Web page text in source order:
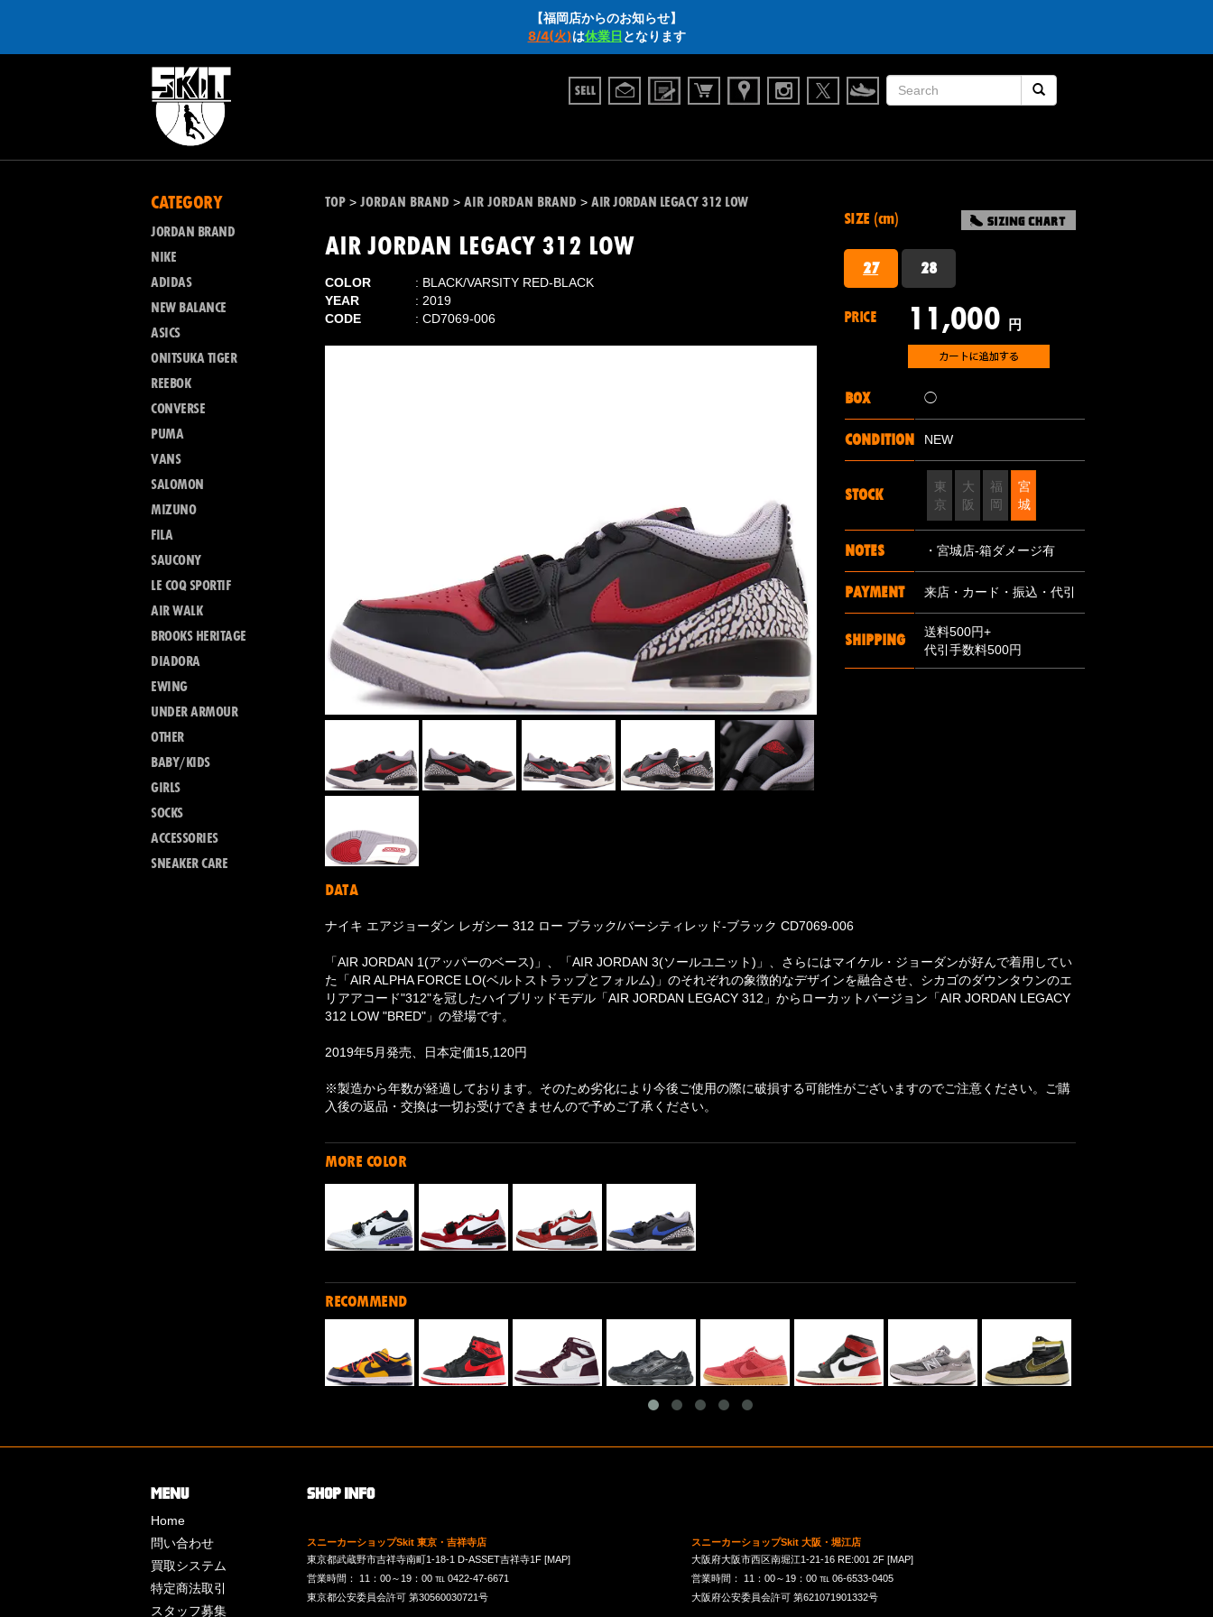
【福岡店からのお知らせ】
8/4(火)は休業日 となります
CATEGORY
JORDAN BRAND
NIKE
ADIDAS
NEW BALANCE
ASICS
ONITSUKA TIGER
REEBOK
CONVERSE
PUMA
VANS
SALOMON
MIZUNO
FILA
SAUCONY
LE COQ SPORTIF
AIR WALK
BROOKS HERITAGE
DIADORA
EWING
UNDER ARMOUR
OTHER
BABY/KIDS
GIRLS
SOCKS
ACCESSORIES
SNEAKER CARE
TOP > JORDAN BRAND > AIR JORDAN BRAND > AIR JORDAN LEGACY 312 LOW
AIR JORDAN LEGACY 312 LOW
COLOR
BLACK/VARSITY RED-BLACK
YEAR
2019
CODE
CD7069-006
SIZE (cm)
27 28
PRICE 11,000 円
BOX ◯
CONDITION NEW
STOCK
東
京
大
阪
福
岡
宮
城
NOTES ・宮城店-箱ダメージ有
PAYMENT 来店・カード・振込・代引
SHIPPING
送料500円+
代引手数料500円
DATA
ナイキ エアジョーダン レガシー 312 ロー ブラック/バーシティレッド-ブラック CD7069-006
「AIR JORDAN 1(アッパーのベース)」、「AIR JORDAN 3(ソールユニット)」、さらにはマイケル・ジョーダンが好んで着用してい
た「AIR ALPHA FORCE LO(ベルトストラップとフォルム)」のそれぞれの象徴的なデザインを融合させ、シカゴのダウンタウンのエ
リアアコード"312"を冠したハイブリッドモデル「AIR JORDAN LEGACY 312」からローカットバージョン「AIR JORDAN LEGACY
312 LOW "BRED"」の登場です。
2019年5月発売、日本定価15,120円
※製造から年数が経過しております。そのため劣化により今後ご使用の際に破損する可能性がございますのでご注意ください。ご購
入後の返品・交換は一切お受けできませんので予めご了承ください。
MORE COLOR
RECOMMEND
Home
問い合わせ
買取システム
特定商法取引
スタッフ募集
スニーカーショップSkit 東京・吉祥寺店
東京都武蔵野市吉祥寺南町1-18-1 D-ASSET吉祥寺1F [MAP]
営業時間： 11：00～19：00 ℡ 0422-47-6671
東京都公安委員会許可 第30560030721号
スニーカーショップSkit 大阪・堀江店
大阪府大阪市西区南堀江1-21-16 RE:001 2F [MAP]
営業時間： 11：00～19：00 ℡ 06-6533-0405
大阪府公安委員会許可 第621071901332号